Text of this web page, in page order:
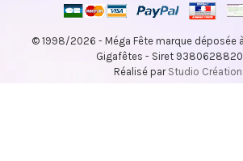
© 1998/2026 - Méga Fête marque déposée
Gigafêtes - Siret
Réalisé par Studio